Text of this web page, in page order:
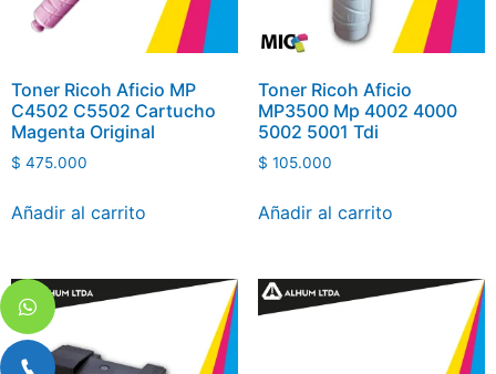
Toner Ricoh Aficio MP
C4502 C5502 Cartucho
Magenta Original
$ 475.000
Añadir al carrito
Toner Ricoh Aficio
MP3500 Mp 4002 4000
5002 5001 Tdi
$ 105.000
Añadir al carrito